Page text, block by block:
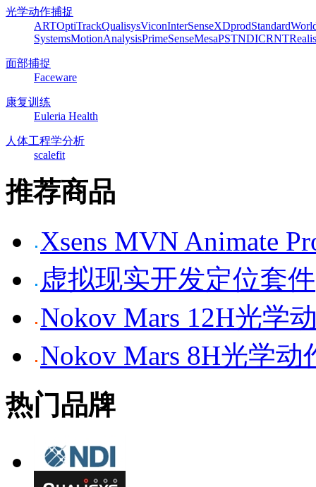
光学动作捕捉
ARTOptiTrackQualisysViconInterSenseXDprodStandard
SystemsMotionAnalysisPrimeSenseMesaPSTNDICRNTRealis
面部捕捉
Faceware
康复训练
Euleria Health
人体工程学分析
scalefit
推荐商品
Xsens MVN Animate
虚拟现实开发定位套件
Nokov Mars 12H光学
Nokov Mars 8H光学动
热门品牌